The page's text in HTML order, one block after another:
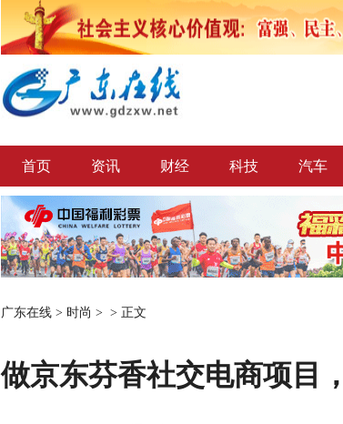
首页 资讯 财经 科技 汽车
广东在线 > 时尚 > > 正文
做京东芬香社交电商项目